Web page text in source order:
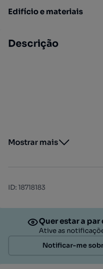
Edifício e materiais
Descrição
Mostrar mais
ID:18718183
Quer estar a
Ative as
Notificar-me